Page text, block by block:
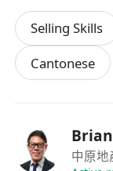
直接聯絡：
崗位內容：
1. 負責地產買
升客戶滿意度。
3. 熟悉市場動
Selling Skills
Cantonese
中原地